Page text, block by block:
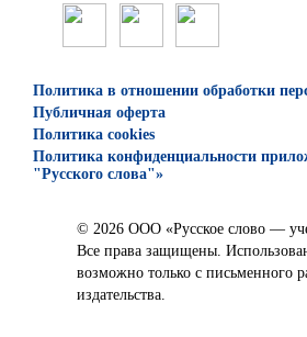
Политика в отношении обработки
Публичная оферта
Политика cookies
Политика конфиденциальности
"Русского слова"»
© 2026 ООО «Русское слово —
Все права защищены.
возможно только с письменного
издательства.